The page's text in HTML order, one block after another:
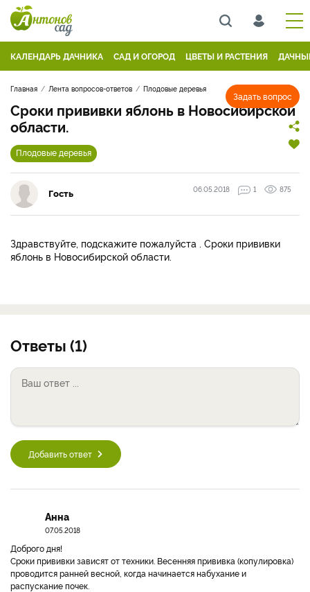
КАЛЕНДАРЬ ДАЧНИКА САД И ОГОРОД ЦВЕТЫ И РАСТЕНИЯ
Задать вопрос
Главная Лента вопросов-ответов Плодовые деревья
Сроки прививки яблонь в Новосибирской
области.
Плодовые деревья
Гость 06.05.2018 1 875
Здравствуйте, подскажите пожалуйста . Сроки прививки
яблонь в Новосибирской области.
Ответы (1)
Добавить ответ
Анна
07.05.2018
Доброго дня!
Сроки прививки зависят от техники. Весенняя прививка (копулировка)
проводится ранней весной, когда начинается набухание и
распускание почек.